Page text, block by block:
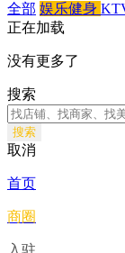
全部 娱乐健身
正在加载
没有更多了
搜索
搜索
取消
首页
商圈
入驻